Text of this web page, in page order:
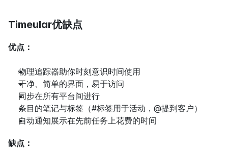
Timeular优缺点
优点：
物理追踪器助你时刻意识时间使用
干净、简单的界面，易于访问
同步在所有平台间进行
条目的笔记与标签（#标签用于活动，@提到客户）
自动通知展示在先前任务上花费的时间
缺点：